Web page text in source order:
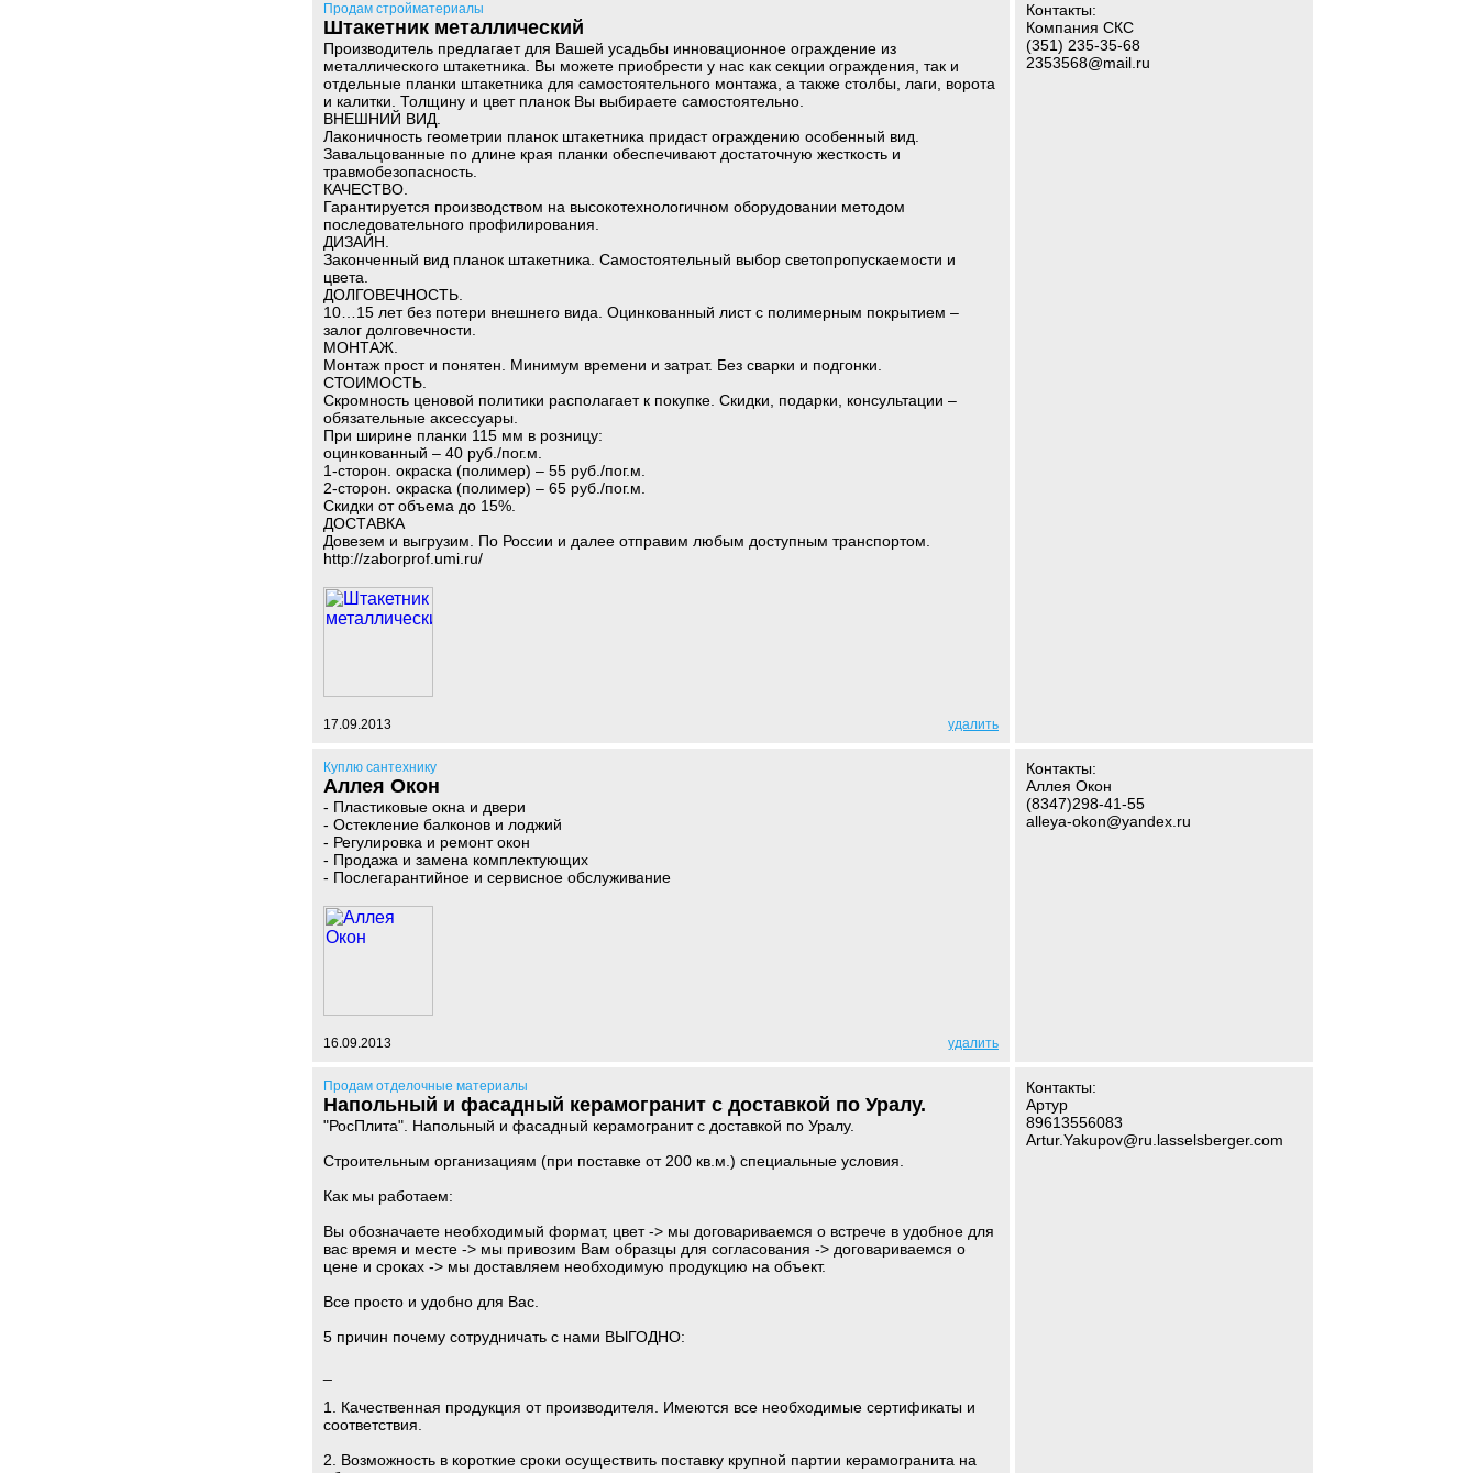
Продам стройматериалы
Штакетник металлический
Производитель предлагает для Вашей усадьбы инновационное ограждение из
металлического штакетника. Вы можете приобрести у нас как секции ограждения, так и
отдельные планки штакетника для самостоятельного монтажа, а также столбы, лаги, ворота
и калитки. Толщину и цвет планок Вы выбираете самостоятельно.
ВНЕШНИЙ ВИД.
Лаконичность геометрии планок штакетника придаст ограждению особенный вид.
Завальцованные по длине края планки обеспечивают достаточную жесткость и
травмобезопасность.
КАЧЕСТВО.
Гарантируется производством на высокотехнологичном оборудовании методом
последовательного профилирования.
ДИЗАЙН.
Законченный вид планок штакетника. Самостоятельный выбор светопропускаемости и
цвета.
ДОЛГОВЕЧНОСТЬ.
10…15 лет без потери внешнего вида. Оцинкованный лист с полимерным покрытием –
залог долговечности.
МОНТАЖ.
Монтаж прост и понятен. Минимум времени и затрат. Без сварки и подгонки.
СТОИМОСТЬ.
Скромность ценовой политики располагает к покупке. Скидки, подарки, консультации –
обязательные аксессуары.
При ширине планки 115 мм в розницу:
оцинкованный – 40 руб./пог.м.
1-сторон. окраска (полимер) – 55 руб./пог.м.
2-сторон. окраска (полимер) – 65 руб./пог.м.
Скидки от объема до 15%.
ДОСТАВКА
Довезем и выгрузим. По России и далее отправим любым доступным транспортом.
http://zaborprof.umi.ru/
17.09.2013 удалить
Контакты:
Компания СКС
(351) 235-35-68
2353568@mail.ru
Куплю сантехнику
Аллея Окон
- Пластиковые окна и двери
- Остекление балконов и лоджий
- Регулировка и ремонт окон
- Продажа и замена комплектующих
- Послегарантийное и сервисное обслуживание
16.09.2013 удалить
Контакты:
Аллея Окон
(8347)298-41-55
alleya-okon@yandex.ru
Продам отделочные материалы
Напольный и фасадный керамогранит с доставкой по Уралу.
"РосПлита". Напольный и фасадный керамогранит с доставкой по Уралу.
Строительным организациям (при поставке от 200 кв.м.) специальные условия.
Как мы работаем:
Вы обозначаете необходимый формат, цвет -> мы договариваемся о встрече в удобное для
вас время и месте -> мы привозим Вам образцы для согласования -> договариваемся о
цене и сроках -> мы доставляем необходимую продукцию на объект.
Все просто и удобно для Вас.
5 причин почему сотрудничать с нами ВЫГОДНО:
1. Качественная продукция от производителя. Имеются все необходимые сертификаты и
соответствия.
2. Возможность в короткие сроки осуществить поставку крупной партии керамогранита на
Контакты:
Артур
89613556083
Artur.Yakupov@ru.lasselsberger.com